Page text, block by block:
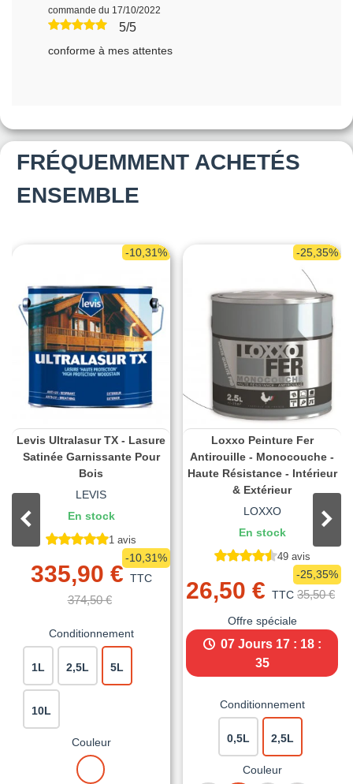
commande du 17/10/2022
5/5
conforme à mes attentes
FRÉQUEMMENT ACHETÉS
ENSEMBLE
-10,31%
Levis Ultralasur TX - Lasure
Satinée Garnissante Pour
Bois
LEVIS
En stock
1 avis
335,90 € TTC
374,50 €
-10,31%
Conditionnement
1L 2,5L 5L
10L
Couleur
BLANC
-25,35%
Loxxo Peinture Fer
Antirouille - Monocouche -
Haute Résistance - Intérieur
& Extérieur
LOXXO
En stock
49 avis
26,50 € TTC 35,50 €
-25,35%
Offre spéciale
07 Jours 17 : 18 :
34
Conditionnement
0,5L 2,5L
Couleur